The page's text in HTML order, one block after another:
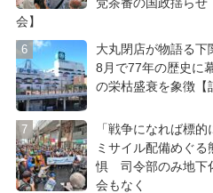
会】
大丸閉店が物語る
8月で77年の歴史
の栄枯盛衰を象徴【
「戦争になれば標
ミサイル配備めぐる
惧 司令部のみ地下
会もなく